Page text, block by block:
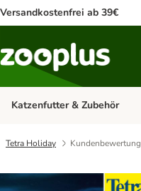
Versandkostenfrei ab 39€
Katzenfutter & Zubehör
Tetra Holiday Kundenbewertung